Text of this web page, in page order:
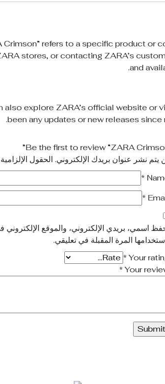
Crimson” refers to a specific product
stores, or contacting ZARA’s
and
also explore ZARA’s official website or
been any updates or new releases
Be the first to review “ZARA
يتم نشر عنوان بريدك الإلكتروني. الحقول
*
*
اسمي، بريدي الإلكتروني، والموقع الإلكتروني
المرة المقبلة في تعليقي.
Your
*
Your
*